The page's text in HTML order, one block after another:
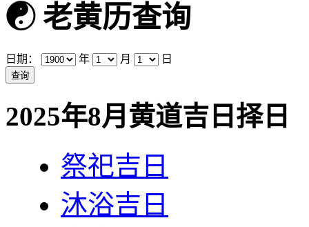
☯老黄历查询
日期： 年 月 日
2025年8月黄道吉日择日
祭祀吉日
沐浴吉日